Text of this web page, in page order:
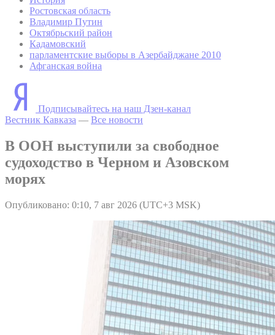
Ростовская область
Владимир Путин
Октябрьский район
Кадамовский
парламентские выборы в Азербайджане 2010
Афганская война
Подписывайтесь на наш Дзен-канал
Вестник Кавказа — Все новости
В ООН выступили за свободное
судоходство в Черном и Азовском
морях
Опубликовано: 0:10, 7 авг 2026 (UTC+3 MSK)